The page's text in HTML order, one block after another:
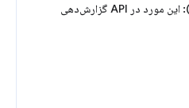
گزارش خطای شبکه (NEL): این مورد در API گزارش‌دهی